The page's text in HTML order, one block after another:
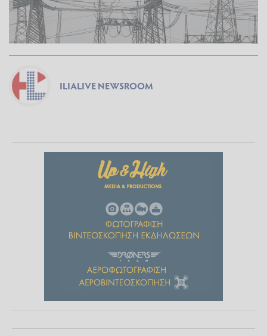
ILIALIVE NEWSROOM